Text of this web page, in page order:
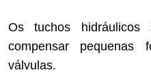
Os tuchos hidráulicos
compensar
válvulas.